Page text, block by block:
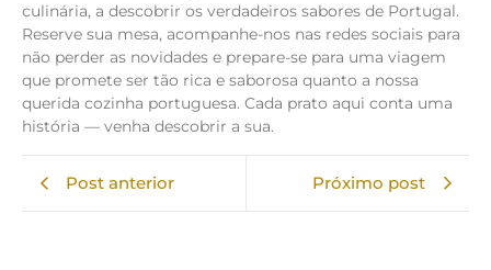
culinária, a descobrir os verdadeiros sabores de Portugal.
Reserve sua mesa, acompanhe-nos nas redes sociais para
não perder as novidades e prepare-se para uma viagem
que promete ser tão rica e saborosa quanto a nossa
querida cozinha portuguesa. Cada prato aqui conta uma
história — venha descobrir a sua.
Post anterior Próximo post